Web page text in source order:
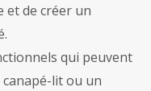
et de créer un
qui peuvent
lit ou un